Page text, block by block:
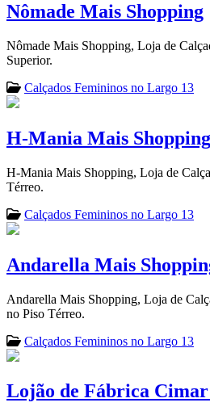
Nômade Mais Shopping
Nômade Mais Shopping, Loja de
Superior.
Calçados Femininos no Largo 13
H-Mania Mais Shopping
H-Mania Mais Shopping, Loja de
Térreo.
Calçados Femininos no Largo 13
Andarella Mais
Andarella Mais Shopping, Loja de
no Piso Térreo.
Calçados Femininos no Largo 13
Lojão de Fábrica Cimar